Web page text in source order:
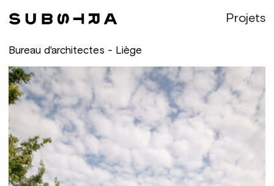
Projets
Bureau d'architectes - Liège